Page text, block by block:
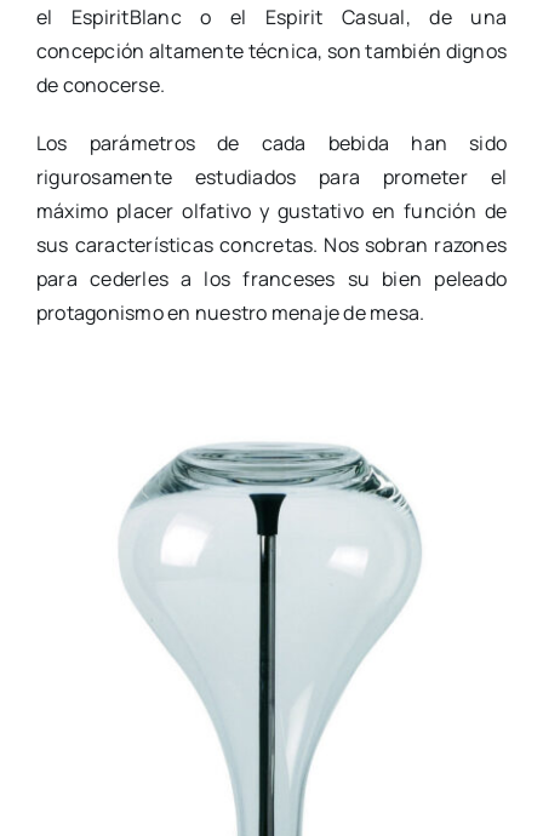
el EspiritBlanc o el Espirit Casual, de una
concepción altamente técnica, son también dignos
de conocerse.
Los parámetros de cada bebida han sido
rigurosamente estudiados para prometer el
máximo placer olfativo y gustativo en función de
sus características concretas. Nos sobran razones
para cederles a los franceses su bien peleado
protagonismo en nuestro menaje de mesa.